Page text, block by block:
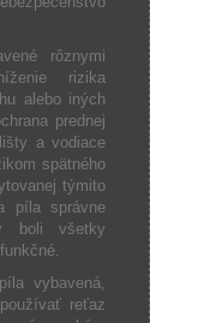
rôznymi
rizika
alebo iných
prednej
a vodiace
spätného
týmito
píla správne
boli všetky
vybavená,
reťaz